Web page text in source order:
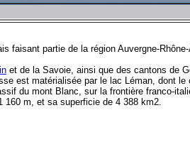
faisant partie de la région Auvergne-
et de la Savoie, ainsi que des cantons de
est matérialisée par le lac Léman, dont
du mont Blanc, sur la frontière franco-
160 m, et sa superficie de 4 388 km2.